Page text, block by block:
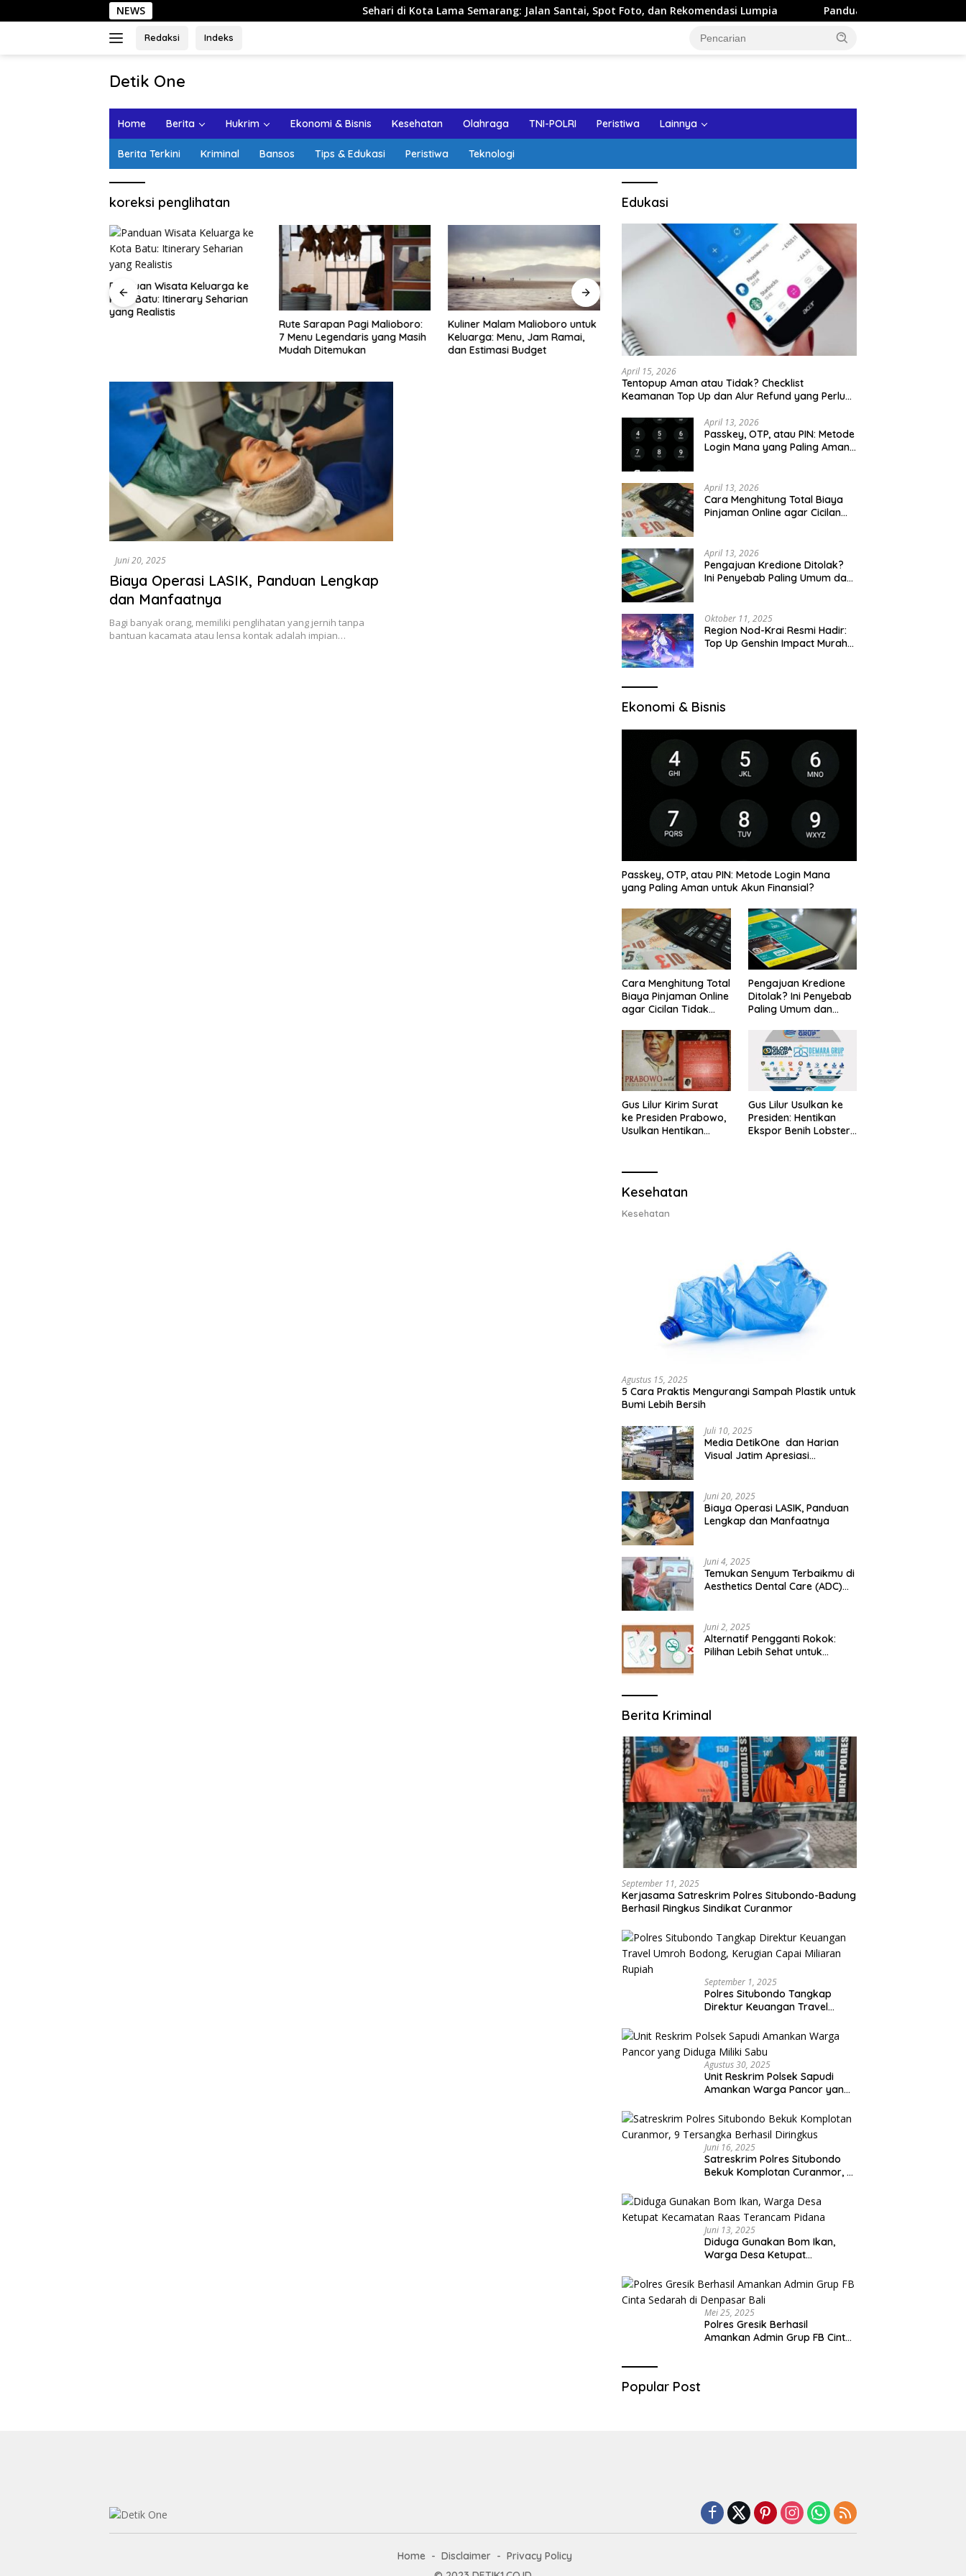
ke
NEWS Sehari di Kota Lama Semarang: Jalan Santai, Spot Foto, dan Rekomendasi Lumpia Panduan Wisata Keluarga ke Kota Batu:
Redaksi Indeks
Detik One
Ungkap
Home Berita Hukrim Ekonomi & Bisnis Kesehatan Olahraga TNI-POLRI Peristiwa Lainnya
Berita Terkini Kriminal Bansos Tips & Edukasi Peristiwa Teknologi
koreksi penglihatan
Panduan Wisata Keluarga ke
Kota Batu: Itinerary Seharian
yang Realistis
Rute Sarapan Pagi Malioboro:
7 Menu Legendaris yang Masih
Mudah Ditemukan
Kuliner Malam Malioboro untuk
Keluarga: Menu, Jam Ramai,
dan Estimasi Budget
Jalan Kaki Wisata Kota Lama
Semarang Malam Hari: Rute
Aman untuk Keluarga
Sarapan Legendaris Solo: 7
Tempat Dekat Stasiun Balapan
yang Ramah Kantong
Juni 20, 2025
Biaya Operasi LASIK, Panduan Lengkap
dan Manfaatnya
Bagi banyak orang, memiliki penglihatan yang jernih tanpa
bantuan kacamata atau lensa kontak adalah impian…
Edukasi
April 15, 2026
Tentopup Aman atau Tidak? Checklist
Keamanan Top Up dan Alur Refund yang Perlu
April 13, 2026
Passkey, OTP, atau PIN: Metode
Login Mana yang Paling Aman
April 13, 2026
Cara Menghitung Total Biaya
Pinjaman Online agar Cicilan
April 13, 2026
Pengajuan Kredione Ditolak?
Ini Penyebab Paling Umum dan
Oktober 11, 2025
Region Nod-Krai Resmi Hadir:
Top Up Genshin Impact Murah
Ekonomi & Bisnis
Passkey, OTP, atau PIN: Metode Login Mana
yang Paling Aman untuk Akun Finansial?
Cara Menghitung Total
Biaya Pinjaman Online
agar Cicilan Tidak
Pengajuan Kredione
Ditolak? Ini Penyebab
Paling Umum dan
Gus Lilur Kirim Surat
ke Presiden Prabowo,
Usulkan Hentikan
Lobster 50 Gram
Gus Lilur Usulkan ke
Presiden: Hentikan
Ekspor Benih Lobster,
Kesehatan
Kesehatan
Agustus 15, 2025
5 Cara Praktis Mengurangi Sampah Plastik untuk
Bumi Lebih Bersih
Juli 10, 2025
Media DetikOne dan Harian
Visual Jatim Apresiasi
Juni 20, 2025
Biaya Operasi LASIK, Panduan
Lengkap dan Manfaatnya
Juni 4, 2025
Temukan Senyum Terbaikmu di
Aesthetics Dental Care (ADC)
Juni 2, 2025
Alternatif Pengganti Rokok:
Pilihan Lebih Sehat untuk
Berita Kriminal
September 11, 2025
Kerjasama Satreskrim Polres Situbondo-Badung
Berhasil Ringkus Sindikat Curanmor
September 1, 2025
Polres Situbondo Tangkap
Direktur Keuangan Travel
Capai Miliaran Rupiah
Agustus 30, 2025
Unit Reskrim Polsek Sapudi
Amankan Warga Pancor yang
Juni 16, 2025
Satreskrim Polres Situbondo
Bekuk Komplotan Curanmor, 9
Juni 13, 2025
Diduga Gunakan Bom Ikan,
Warga Desa Ketupat
Pidana
Mei 25, 2025
Polres Gresik Berhasil
Amankan Admin Grup FB Cinta
Popular Post
Home Disclaimer
Privacy Policy